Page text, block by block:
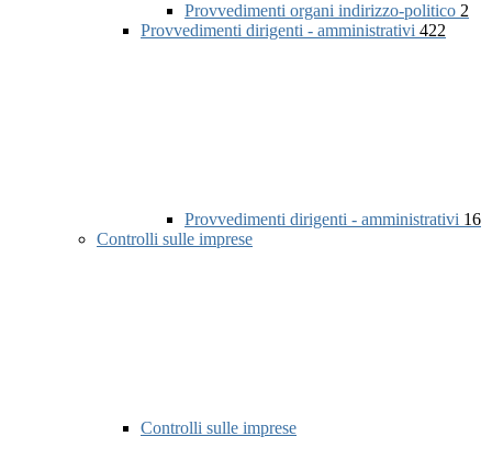
Provvedimenti organi indirizzo-politico 2
Provvedimenti dirigenti - amministrativi 422
Provvedimenti dirigenti - amministrativi 16
Controlli sulle imprese
Controlli sulle imprese